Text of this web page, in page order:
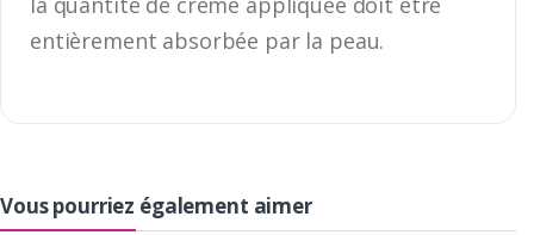
entièrement absorbée par la peau.
Vous pourriez également aimer